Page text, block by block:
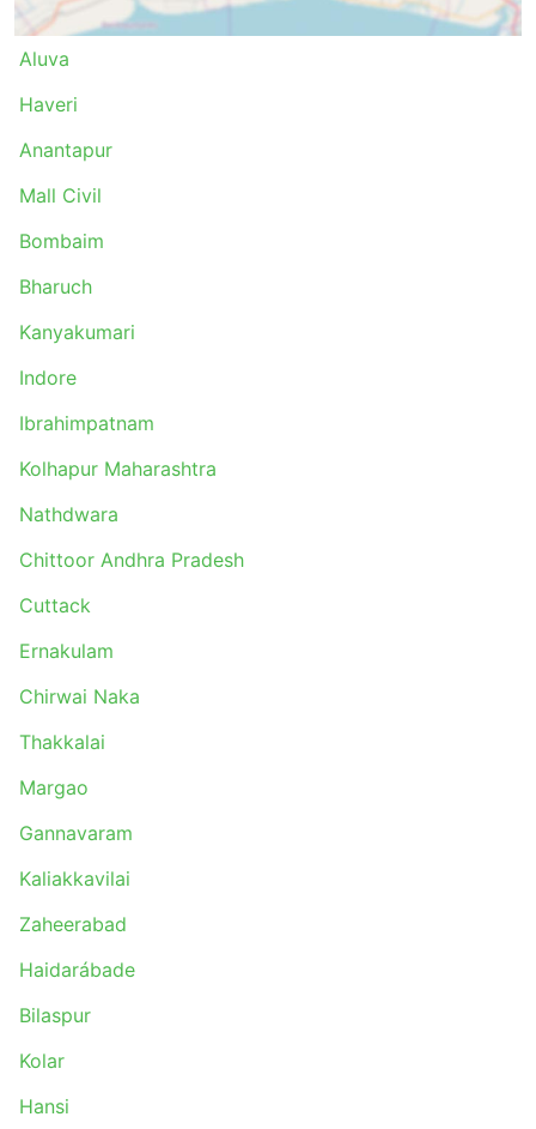
Haridwar
Palakkad
Chennai
Valsad
Dharampur
Panipat
Berhampur
Kozhikode
Shiroli
Murthal
Tirupur
Tiruchirapalli
Amritsar
Belagavi
Coimbatore
Shirdi
Rajanagaram Andhra Pradesh
Salem
Baroda
Kathgodam
Kalamassery
Chilakaluripet
Raipur
Bhilwara
Aluva
Haveri
Anantapur
Mall Civil
Bombaim
Bharuch
Kanyakumari
Indore
Ibrahimpatnam
Kolhapur Maharashtra
Nathdwara
Chittoor Andhra Pradesh
Cuttack
Ernakulam
Chirwai Naka
Thakkalai
Margao
Gannavaram
Kaliakkavilai
Zaheerabad
Haidarábade
Bilaspur
Kolar
Hansi